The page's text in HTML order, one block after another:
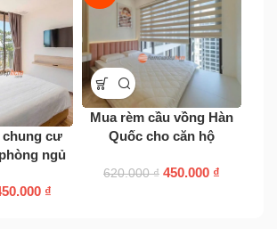
chung cư
ngủ
₫
Mua rèm cầu vồng Hàn
Quốc cho căn hộ
620.000₫ 450.000 ₫